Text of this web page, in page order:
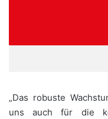
„Das robuste
uns auch für die